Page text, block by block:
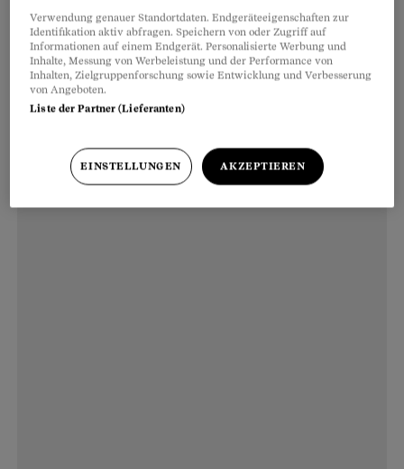
Verwendung genauer Standortdaten. Endgeräteeigenschaften zur
Identifikation aktiv abfragen. Speichern von oder Zugriff auf
Informationen auf einem Endgerät. Personalisierte Werbung und
Inhalte, Messung von Werbeleistung und der Performance von
Inhalten, Zielgruppenforschung sowie Entwicklung und Verbesserung
von Angeboten.
Liste der Partner (Lieferanten)
EINSTELLUNGEN AKZEPTIEREN